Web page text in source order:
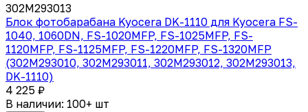
302M293013
Блок фотобарабана Kyocera DK-1110 для Kyocera FS-
1040, 1060DN, FS-1020MFP, FS-1025MFP, FS-
1120MFP, FS-1125MFP, FS-1220MFP, FS-1320MFP
(302M293010, 302M293011, 302M293012, 302M293013,
DK-1110)
4 225 ₽
В наличии: 100+ шт